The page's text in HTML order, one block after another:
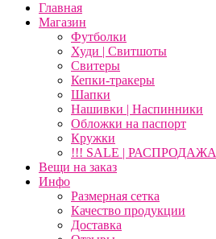
Главная
Магазин
Футболки
Худи | Свитшоты
Свитеры
Кепки-тракеры
Шапки
Нашивки | Наспинники
Обложки на паспорт
Кружки
!!! SALE | РАСПРОДАЖА
Вещи на заказ
Инфо
Размерная сетка
Качество продукции
Доставка